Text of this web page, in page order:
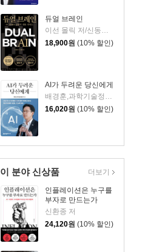
듀얼 브레인
18,900원 (10% 할인)
AI가 두려운 당신에게
배경훈,과학기술정보통신부 저
16,020원 (10% 할인)
이 분야 신상품
인플레이션은 누구를
부자로 만드는가
신환종 저
24,120원 (10% 할인)
더보기